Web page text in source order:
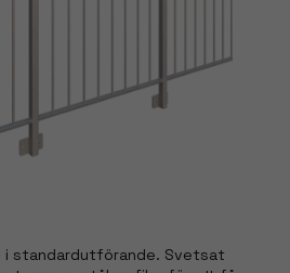
i standardutförande. Svetsat
anpassat innehåll
och erbjudanden.